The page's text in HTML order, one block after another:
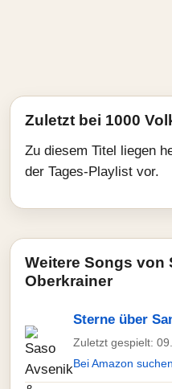
Zuletzt bei 1000
Zu diesem Titel liegen
der Tages-Playlist vor.
Weitere Songs von
Oberkrainer
Sterne über
Zuletzt gespielt:
Bei Amazon